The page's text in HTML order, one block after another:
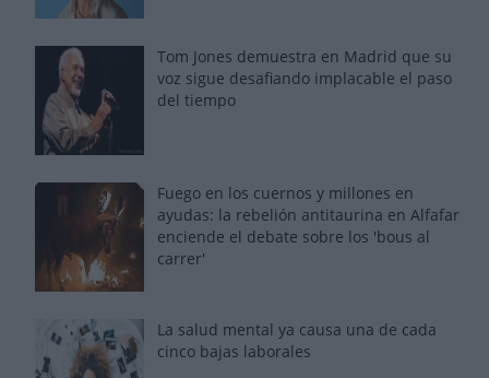
Tom Jones demuestra en Madrid que su
voz sigue desafiando implacable el paso
del tiempo
Fuego en los cuernos y millones en
ayudas: la rebelión antitaurina en Alfafar
enciende el debate sobre los 'bous al
carrer'
La salud mental ya causa una de cada
cinco bajas laborales